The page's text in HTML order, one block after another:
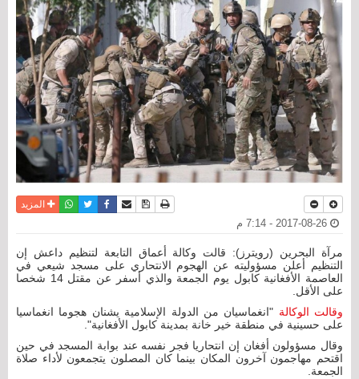
نسخة للطباعة
حفظ الموضوع
أرسل الى صديق
فيسبوكتويترواتسابالمزيد
مرآة البحرين (رويترز): قالت وكالة أعماق التابعة لتنظيم داعش إن
التنظيم أعلن مسؤوليته عن الهجوم الانتحاري على مسجد شيعي في
العاصمة الأفغانية كابول يوم الجمعة والذي أسفر عن مقتل 14 شخصا
على الأقل.
وقالت الوكالة "انغماسيان من الدولة الإسلامية يشنان هجوما انغماسيا
على حسينية في منطقة خير خانة بمدينة كابول الأفغانية".
وقال مسؤولون أفغان إن انتحاريا فجر نفسه عند بوابة المسجد في حين
اقتحم مهاجمون آخرون المكان بينما كان المصلون يتجمعون لأداء صلاة
الجمعة.